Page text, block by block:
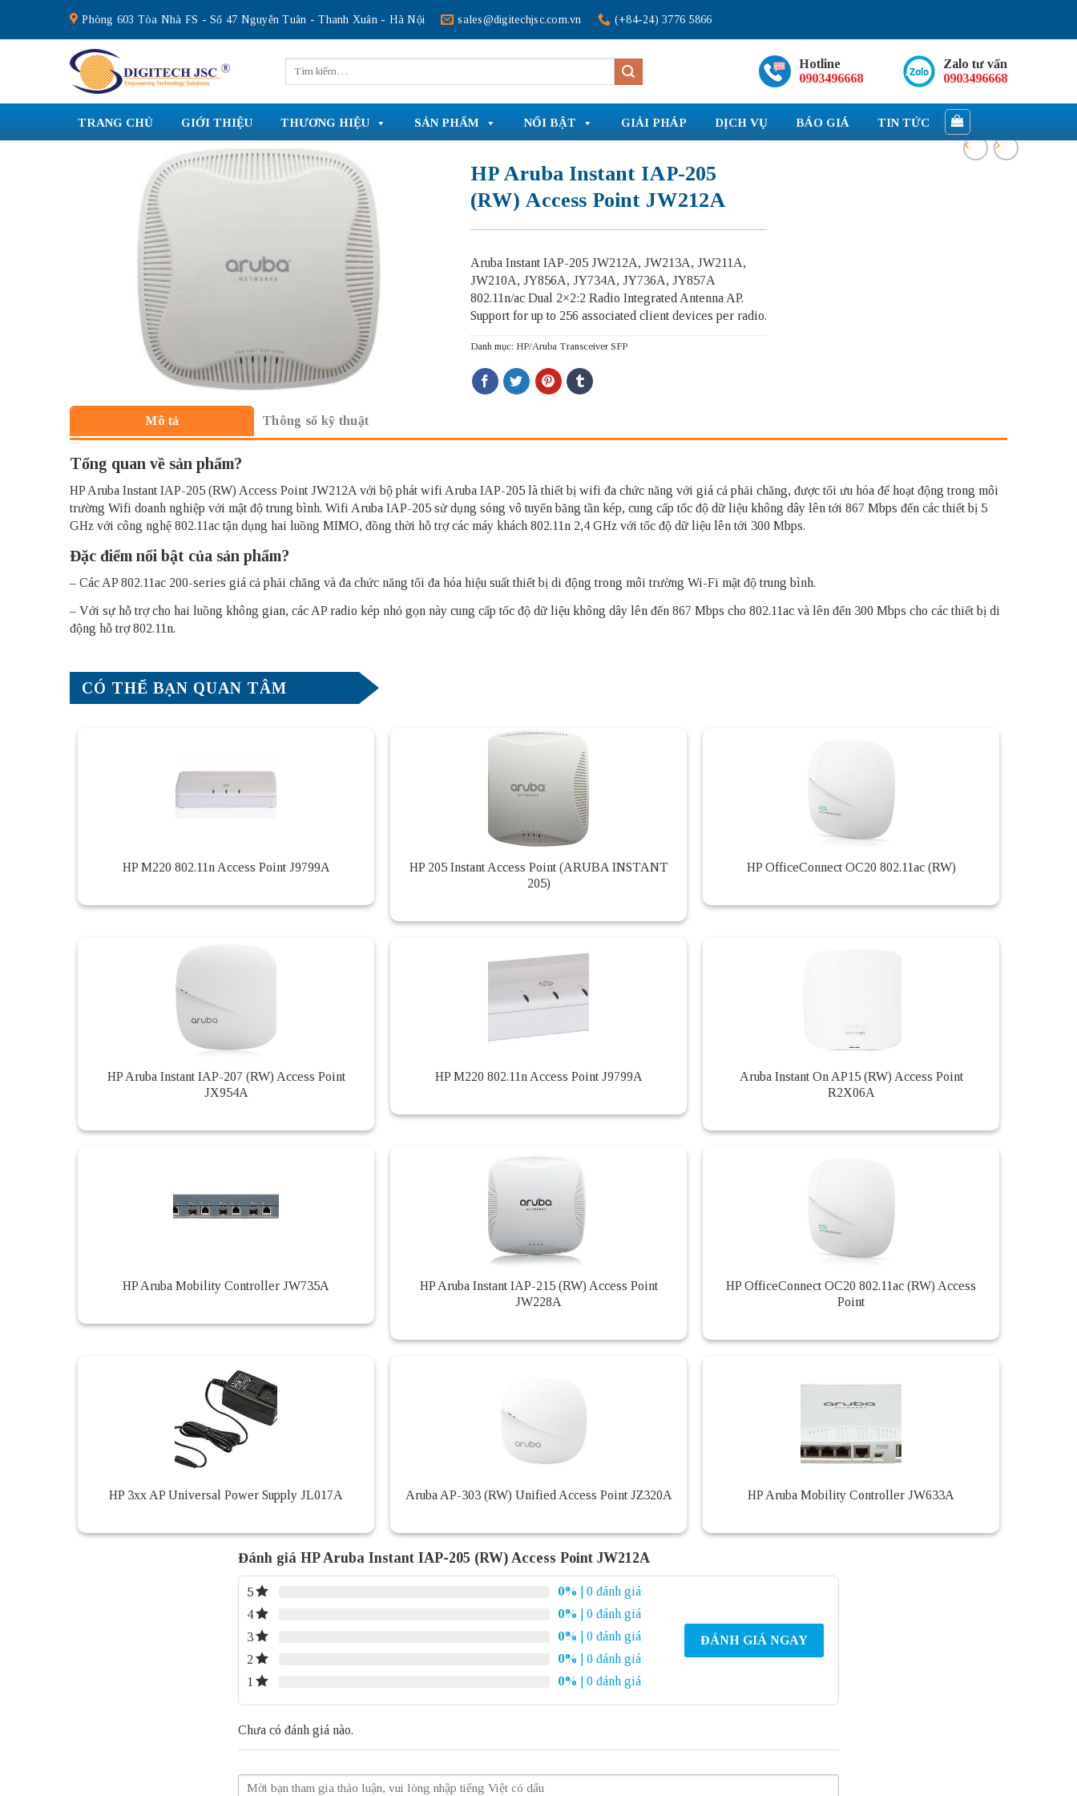
content
Phòng 603 Tòa Nhà FS - Số 47 Nguyễn Tuân - Thanh Xuân - Hà Nội sales@digitechjsc.com.vn (+84-24) 3776 5866
kiếm:
Hotline
0903496668
Zalo tư vấn
0903496668
TRANG CHỦ GIỚI THIỆU THƯƠNG HIỆU SẢN PHẨM NỔI BẬT GIẢI PHÁP DỊCH VỤ BÁO GIÁ TIN TỨC
HP Aruba Instant IAP-205
(RW) Access Point JW212A
Aruba Instant IAP-205 JW212A, JW213A, JW211A,
JW210A, JY856A, JY734A, JY736A, JY857A
802.11n/ac Dual 2×2:2 Radio Integrated Antenna AP.
Support for up to 256 associated client devices per radio.
Danh mục: HP/Aruba Transceiver SFP
Mô tả Thông số kỹ thuật
Tổng quan về sản phẩm?
HP Aruba Instant IAP-205 (RW) Access Point JW212A với bộ phát wifi Aruba IAP-205 là thiết bị wifi đa chức năng với giá cả phải chăng, được tối ưu hóa để hoạt động trong môi
trường Wifi doanh nghiệp với mật độ trung bình. Wifi Aruba IAP-205 sử dụng sóng vô tuyến băng tần kép, cung cấp tốc độ dữ liệu không dây lên tới 867 Mbps đến các thiết bị 5
GHz với công nghệ 802.11ac tận dụng hai luồng MIMO, đồng thời hỗ trợ các máy khách 802.11n 2,4 GHz với tốc độ dữ liệu lên tới 300 Mbps.
Đặc điểm nổi bật của sản phẩm?
– Các AP 802.11ac 200-series giá cả phải chăng và đa chức năng tối đa hóa hiệu suất thiết bị di động trong môi trường Wi-Fi mật độ trung bình.
– Với sự hỗ trợ cho hai luồng không gian, các AP radio kép nhỏ gọn này cung cấp tốc độ dữ liệu không dây lên đến 867 Mbps cho 802.11ac và lên đến 300 Mbps cho các thiết bị di
động hỗ trợ 802.11n.
CÓ THỂ BẠN QUAN TÂM
HP M220 802.11n Access Point J9799A
HP 205 Instant Access Point (ARUBA INSTANT
205)
HP OfficeConnect OC20 802.11ac (RW)
HP Aruba Instant IAP-207 (RW) Access Point
JX954A
HP M220 802.11n Access Point J9799A
Aruba Instant On AP15 (RW) Access Point
R2X06A
HP Aruba Mobility Controller JW735A
HP Aruba Instant IAP-215 (RW) Access Point
JW228A
HP OfficeConnect OC20 802.11ac (RW) Access
Point
HP 3xx AP Universal Power Supply JL017A Aruba AP-303 (RW) Unified Access Point JZ320A HP Aruba Mobility Controller JW633A
Đánh giá HP Aruba Instant IAP-205 (RW) Access Point JW212A
5 0%
| 0 đánh giá
4
0%
| 0 đánh giá
3
0%
| 0 đánh giá
2
0%
| 0 đánh giá
1
0% | 0 đánh giá
ĐÁNH GIÁ NGAY
Chưa có đánh giá nào.